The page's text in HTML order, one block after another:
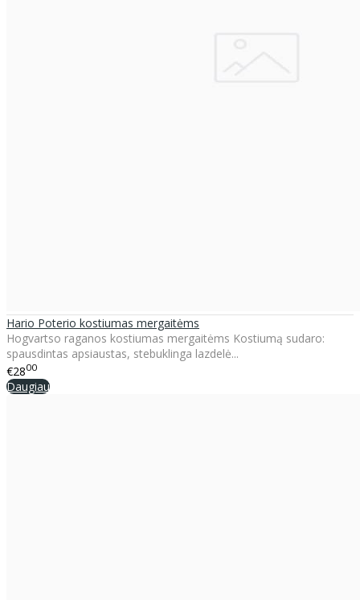
Hario Poterio kostiumas mergaitėms
Hogvartso raganos kostiumas mergaitėms Kostiumą sudaro:
spausdintas apsiaustas, stebuklinga lazdelė...
€2800
Daugiau